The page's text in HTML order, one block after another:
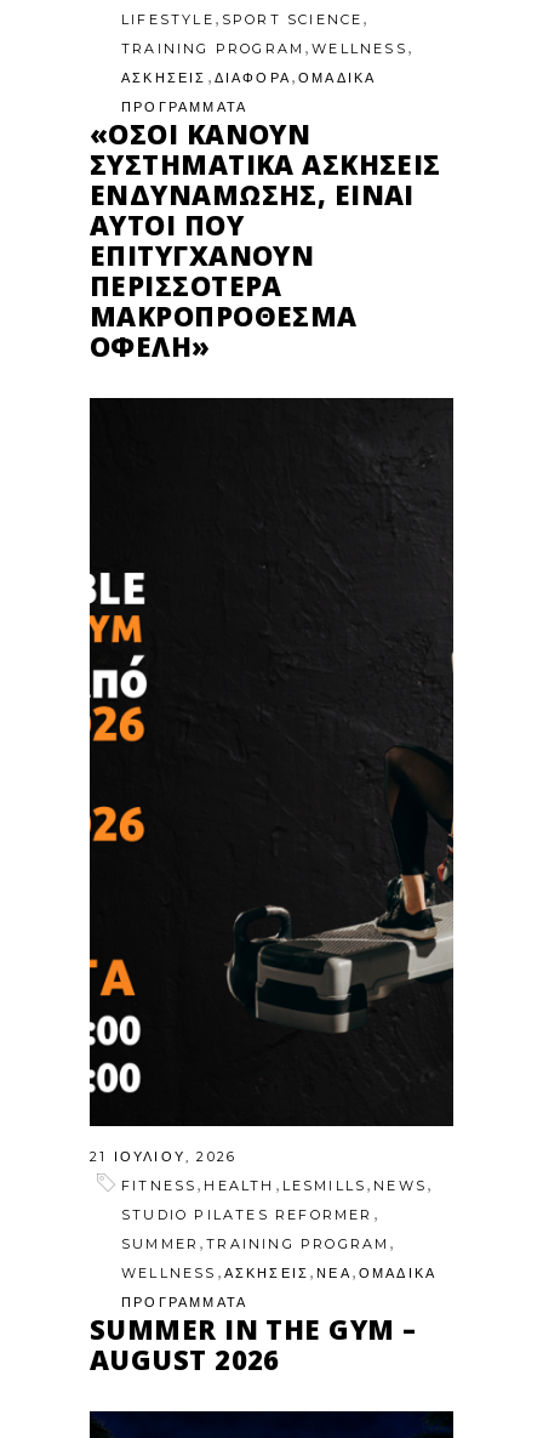
LIFESTYLE , SPORT SCIENCE ,
TRAINING PROGRAM ,WELLNESS ,
ΑΣΚΗΣΕΙΣ , ΔΙΑΦΟΡΑ ,ΟΜΑΔΙΚΑ
ΠΡΟΓΡΑΜΜΑΤΑ
«ΌΣΟΙ ΚΆΝΟΥΝ
ΣΥΣΤΗΜΑΤΙΚΆ ΑΣΚΉΣΕΙΣ
ΕΝΔΥΝΆΜΩΣΗΣ, ΕΊΝΑΙ
ΑΥΤΟΊ ΠΟΥ
ΕΠΙΤΥΓΧΆΝΟΥΝ
ΠΕΡΙΣΣΌΤΕΡΑ
ΜΑΚΡΟΠΡΌΘΕΣΜΑ
ΟΦΈΛΗ»
21 ΙΟΥΛΊΟΥ, 2026
FITNESS , HEALTH , LESMILLS , NEWS ,
STUDIO PILATES REFORMER ,
SUMMER ,TRAINING PROGRAM ,
WELLNESS , ΑΣΚΗΣΕΙΣ ,ΝΕΑ , ΟΜΑΔΙΚΑ
ΠΡΟΓΡΑΜΜΑΤΑ
SUMMER IN THE GYM –
AUGUST 2026